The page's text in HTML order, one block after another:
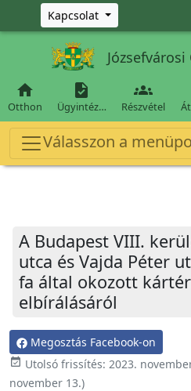
Ugrás a fő tartalomra
Kapcsolat

Otthon

Ügyintéz…

Részvétel
Válasszon a
A Budapest VIII.
utca és Vajda Péter
fa által okozott
elbírálásáról
Megosztás Facebook-on
event_available Utolsó frissítés: 2023.
november 13.)